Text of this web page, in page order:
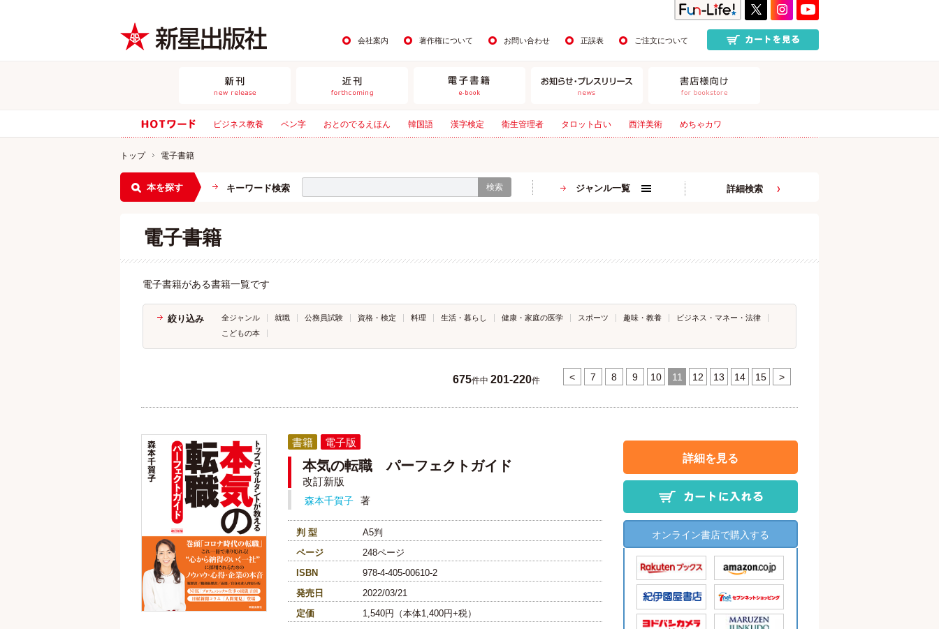
会社案内 著作権について お問い合わせ 正誤表 ご注文について
ビジネス教養 ペン字 おとのでるえほん 韓国語 漢字検定 衛生管理者 タロット占い 西洋美術 めちゃカワ
トップ 電子書籍
本を探す キーワード検索 検索 ジャンル一覧 詳細検索
電子書籍
電子書籍がある書籍一覧です
絞り込み 全ジャンル 就職 公務員試験 資格・検定 料理 生活・暮らし 健康・家庭の医学 スポーツ 趣味・教養
ビジネス・マネー・法律
こどもの本
675件中 201-220件 < 7 8 9 10 11 12 13 14 15 >
書籍 電子版
本気の転職 パーフェクトガイド
改訂新版
森本千賀子 著
判 型
A5判
ページ
248ページ
ISBN
978-4-405-00610-2
発売日
2022/03/21
定価
1,540円（本体1,400円+税）
詳細を見る
オンライン書店で購入する